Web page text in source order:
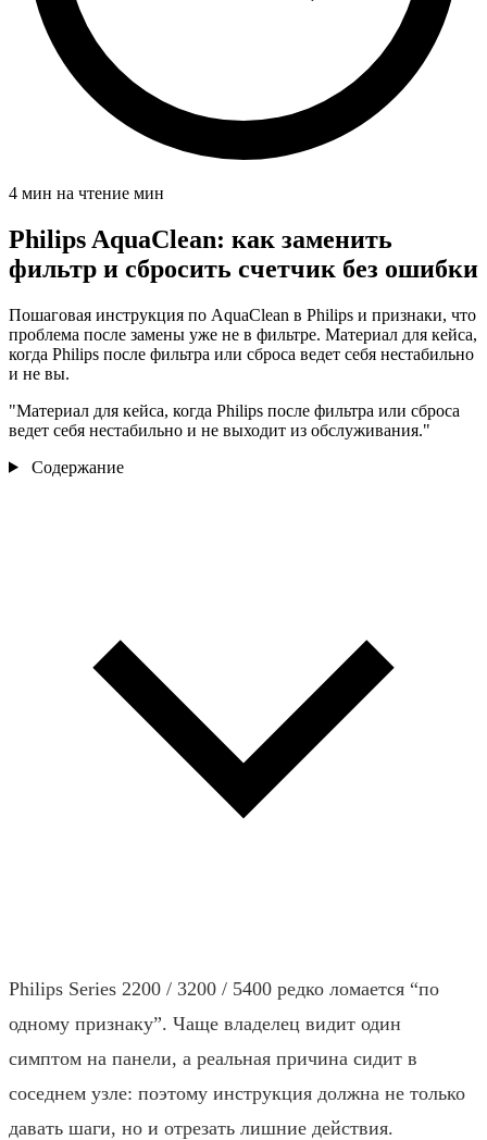
4 мин на чтение мин
Philips AquaClean: как заменить
фильтр и сбросить счетчик без ошибки
Пошаговая инструкция по AquaClean в Philips и признаки, что
проблема после замены уже не в фильтре. Материал для кейса,
когда Philips после фильтра или сброса ведет себя нестабильно
и не вы.
"Материал для кейса, когда Philips после фильтра или сброса
ведет себя нестабильно и не выходит из обслуживания."
Содержание
Philips Series 2200 / 3200 / 5400 редко ломается “по
одному признаку”. Чаще владелец видит один
симптом на панели, а реальная причина сидит в
соседнем узле: поэтому инструкция должна не только
давать шаги, но и отрезать лишние действия.